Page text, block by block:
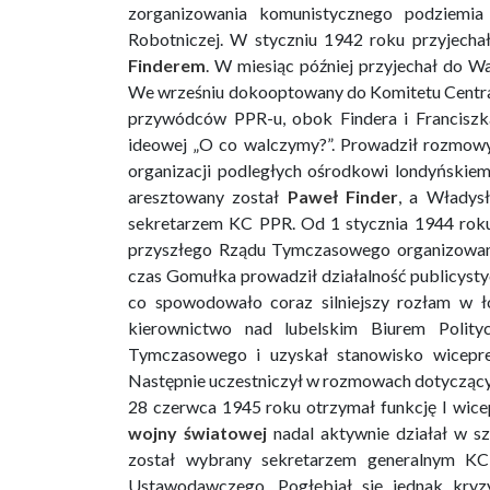
zorganizowania komunistycznego
Robotniczej. W styczniu 1942 roku
Finderem. W miesiąc później przyjechał do
We wrześniu dokooptowany do Komitetu
przywódców PPR-u, obok Findera i
ideowej „O co walczymy?”. Prowadził
organizacji podległych ośrodkowi
aresztowany został Paweł Finder, a
sekretarzem KC PPR. Od 1 stycznia 1944
przyszłego Rządu Tymczasowego
czas Gomułka prowadził działalność
co spowodowało coraz silniejszy rozłam w
kierownictwo nad lubelskim Biurem
Tymczasowego i uzyskał stanowisko
Następnie uczestniczył w rozmowach
28 czerwca 1945 roku otrzymał funkcję I
wojny światowejnadal aktywnie działał w
został wybrany sekretarzem generalnym
Ustawodawczego. Pogłębiał się jednak